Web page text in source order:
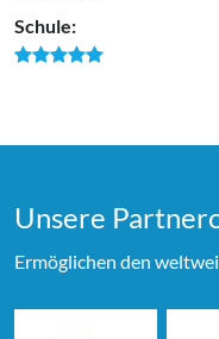
Schule:
Unsere
Ermöglichen den